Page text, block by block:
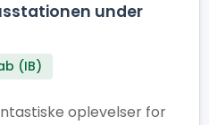
under
(IB)
oplevelser for